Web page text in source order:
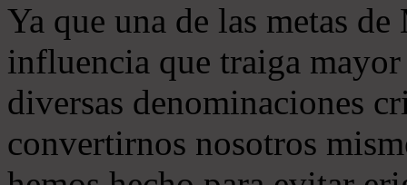
Ya que una de las metas
influencia que traiga
diversas denominaciones
convertirnos nosotros